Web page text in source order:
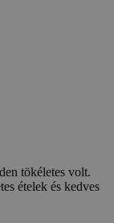
tökéletes volt.
ételek és kedves